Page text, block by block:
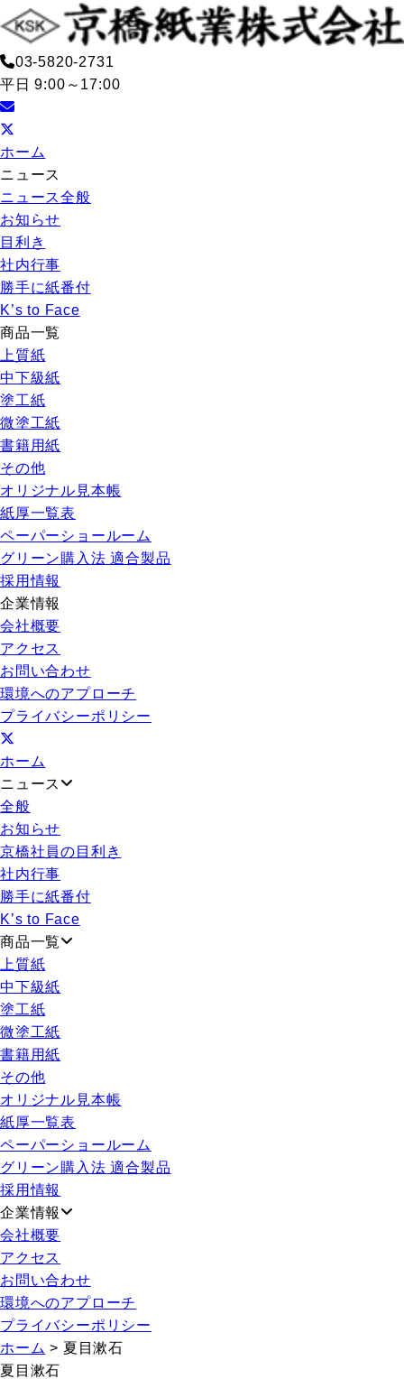
03-5820-2731
平日 9:00～17:00
ホーム
ニュース
ニュース全般
お知らせ
目利き
社内行事
勝手に紙番付
K’s to Face
商品一覧
上質紙
中下級紙
塗工紙
微塗工紙
書籍用紙
その他
オリジナル見本帳
紙厚一覧表
ペーパーショールーム
グリーン購入法 適合製品
採用情報
企業情報
会社概要
アクセス
お問い合わせ
環境へのアプローチ
プライバシーポリシー
ホーム
ニュース
全般
お知らせ
京橋社員の目利き
社内行事
勝手に紙番付
K’s to Face
商品一覧
上質紙
中下級紙
塗工紙
微塗工紙
書籍用紙
その他
オリジナル見本帳
紙厚一覧表
ペーパーショールーム
グリーン購入法 適合製品
採用情報
企業情報
会社概要
アクセス
お問い合わせ
環境へのアプローチ
プライバシーポリシー
ホーム > 夏目漱石
夏目漱石